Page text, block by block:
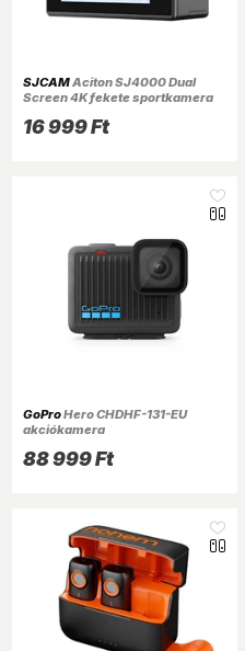
SJCAMAciton SJ4000 Dual
Screen 4K fekete sportkamera
16 999 Ft
GoProHero CHDHF-131-EU
akciókamera
88 999 Ft